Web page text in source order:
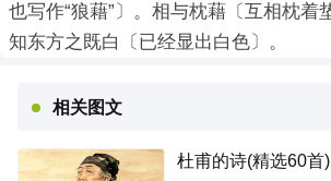
也写作“狼藉”〕。相与枕藉〔互相枕着
知东方之既白〔已经显出白色〕。
相关图文
杜甫的诗(精选60首)